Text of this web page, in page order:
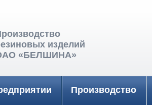
изделий
«БЕЛШИНА»
Производство